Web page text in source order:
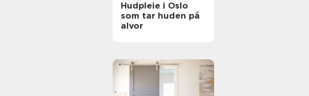
Hudpleie i Oslo
som tar huden på
alvor